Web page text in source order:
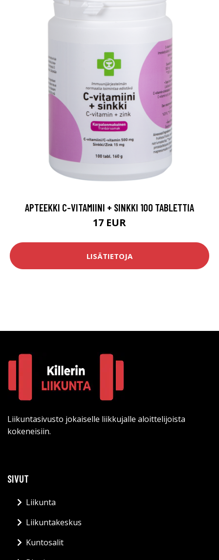
APTEEKKI C-VITAMIINI + SINKKI 100 TABLETTIA
17 EUR
LISÄTIETOJA
Liikuntasivusto jokaiselle liikkujalle aloittelijoista
kokeneisiin.
SIVUT
Liikunta
Liikuntakeskus
Kuntosalit